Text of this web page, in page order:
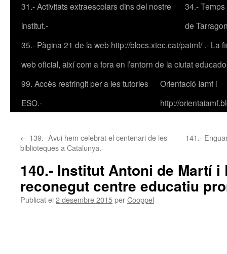
31.- Activitats extraescolars dins del nostre
institut.-
34.- Temps
de
35.- Pàgina 21 de la web http://blocs.xtec.cat/patmf/ .- La
web oficial, així com a fora en l’entorn de la ciutat
99. Accès restringit per a les tutories
ESO.-
Orientació Iamf i
http://
← 139.- Avui hem celebrat el centenari de les
biblioteques a Catalunya.-
141.-
140.- Institut Antoni de Martí i
reconegut centre educatiu
Publicat el 2 desembre 2015perCooppel